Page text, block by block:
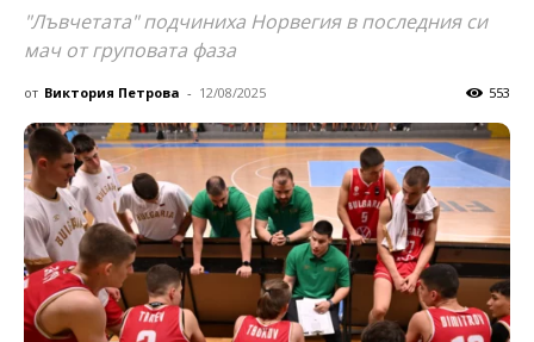
"Лъвчетата" подчиниха Норвегия в последния си
мач от груповата фаза
от Виктория Петрова - 12/08/2025 553